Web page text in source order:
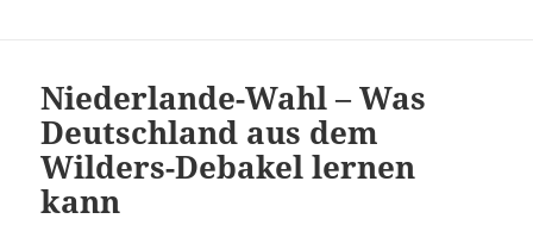
Niederlande-Wahl – Was
Deutschland aus dem
Wilders-Debakel lernen
kann